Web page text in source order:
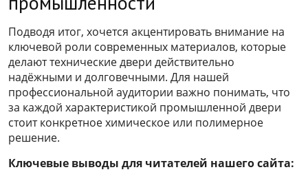
Подводя итог, хочется акцентировать внимание на
ключевой роли современных материалов, которые
делают технические двери действительно
надёжными и долговечными. Для нашей
профессиональной аудитории важно понимать, что
за каждой характеристикой промышленной двери
стоит конкретное химическое или полимерное
решение.
Ключевые выводы для читателей нашего сайта: